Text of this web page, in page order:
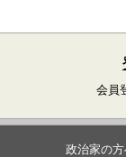
会員
政治家の方